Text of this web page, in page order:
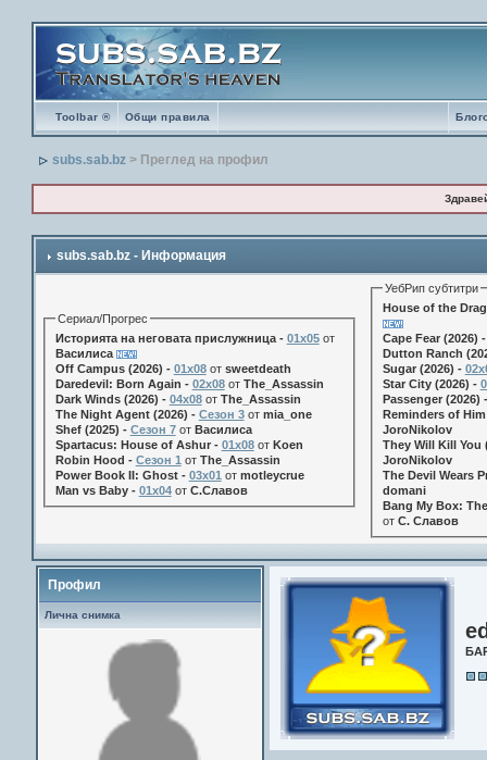
Toolbar ® Общи правила
subs.sab.bz > Преглед на профил
subs.sab.bz - Информация
Сериал/Прогрес
Историята на неговата прислужница - 01х05от
Василиса
Off Campus (2026) - 01x08от sweetdeath
Daredevil: Born Again - 02x08от The_Assassin
Dark Winds (2026) - 04x08от The_Assassin
The Night Agent (2026) - Сезон 3от mia_one
Shef (2025) - Сезон 7от Василиса
Spartacus: House of Ashur - 01x08от Koen
Robin Hood - Сезон 1 от The_Assassin
Power Book II: Ghost - 03x01 от motleycrue
Man vs Baby - 01x04от С.Славов
УебРип субтитри
House of the
Cape Fear (2026)
Dutton Ranch
Sugar (2026) -
Star City (2026) -
Passenger (2026)
Reminders of
JoroNikolov
They Will Kill You
JoroNikolov
The Devil Wears
domani
Bang My Box:
от С. Славов
Профил
Лична снимка